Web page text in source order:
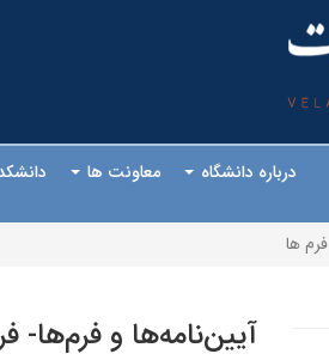
درباره دانشگاه معاونت ها
فرم ها
آیین‌نامه‌ها و فرم‌ها-